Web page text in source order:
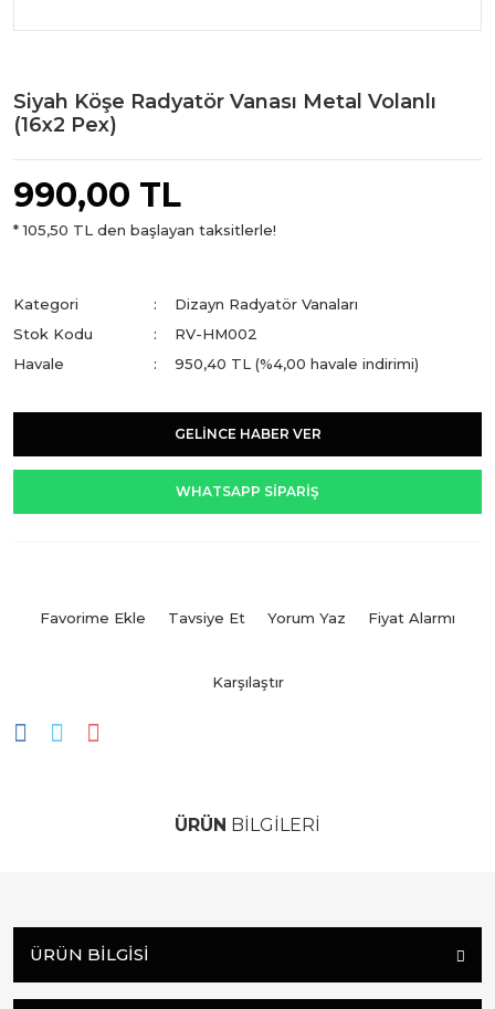
Siyah Köşe Radyatör Vanası Metal Volanlı
(16x2 Pex)
990,00 TL
* 105,50 TL den başlayan taksitlerle!
Kategori
Dizayn Radyatör Vanaları
Stok Kodu
RV-HM002
Havale
950,40 TL (%4,00 havale indirimi)
GELİNCE HABER VER
WHATSAPP SİPARİŞ
Tavsiye Et Yorum Yaz Fiyat Alarmı
Karşılaştır
ÜRÜN BİLGİLERİ
ÜRÜN BILGISI